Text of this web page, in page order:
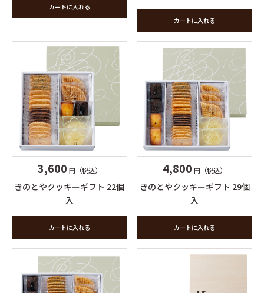
カートに入れる
カートに入れる
3,600 円（税込）
きのとやクッキーギフト 22個
入
カートに入れる
4,800 円（税込）
きのとやクッキーギフト 29個
入
カートに入れる